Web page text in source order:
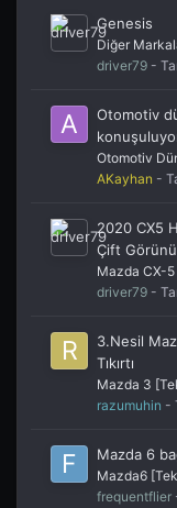
Genesis
Diğer
driver79 -
Otomotiv
Otomotiv
AKayhan -
2020 CX5
Çift
Mazda CX-
driver79 -
3.Nesil
Tıkırtı
Mazda 3
razumuhin -
Mazda 6
Mazda6
frequentflier